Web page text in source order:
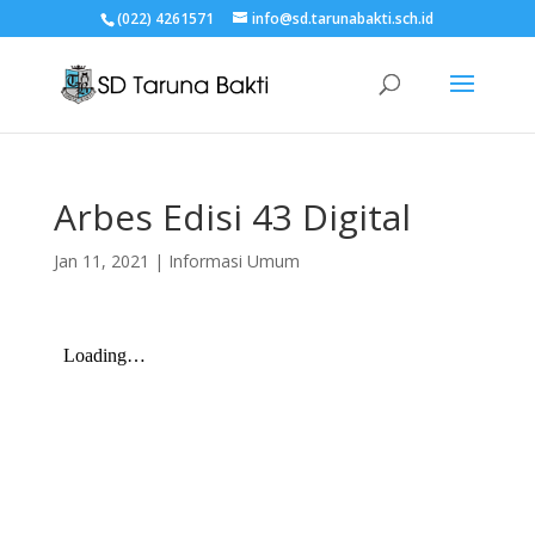
(022) 4261571 info@sd.tarunabakti.sch.id
Arbes Edisi 43 Digital
Jan 11, 2021 | Informasi Umum